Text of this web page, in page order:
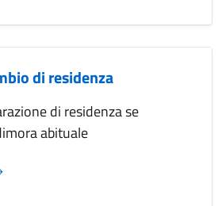
di residenza
di residenza se
abituale